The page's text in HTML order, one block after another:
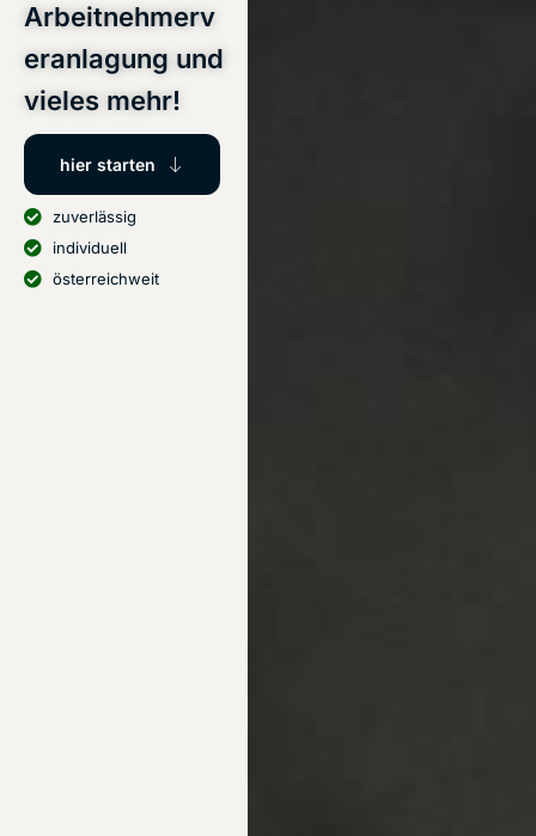
Arbeitnehmerv
eranlagung und
vieles mehr!
hier starten
zuverlässig
individuell
österreichweit